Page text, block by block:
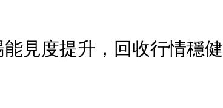
能見度提升，回收行情穩健